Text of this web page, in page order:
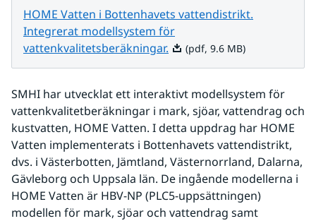
HOME Vatten i Bottenhavets vattendistrikt.
Integrerat modellsystem för
vattenkvalitetsberäkningar. Pdf, 9.6 MB.
(pdf, 9.6 MB)
SMHI har utvecklat ett interaktivt modellsystem för
vattenkvalitetberäkningar i mark, sjöar, vattendrag och
kustvatten, HOME Vatten. I detta uppdrag har HOME
Vatten implementerats i Bottenhavets vattendistrikt,
dvs. i Västerbotten, Jämtland, Västernorrland, Dalarna,
Gävleborg och Uppsala län. De ingående modellerna i
HOME Vatten är HBV-NP (PLC5-uppsättningen)
modellen för mark, sjöar och vattendrag samt